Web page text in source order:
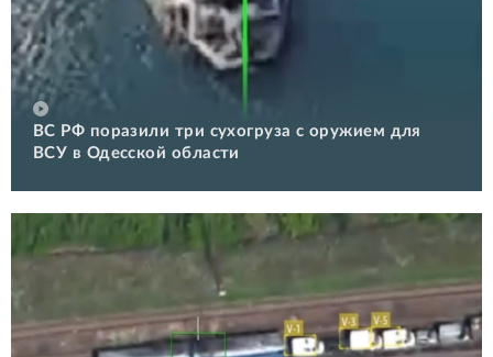
ВС РФ поразили три сухогруза с оружием для
ВСУ в Одесской области